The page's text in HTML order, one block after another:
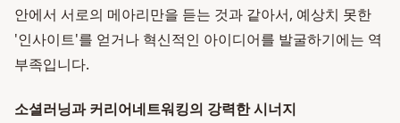
안에서 서로의 메아리만을 듣는 것과 같아서, 예상치 못한
'인사이트'를 얻거나 혁신적인 아이디어를 발굴하기에는 역
부족입니다.
소셜러닝과 커리어네트워킹의 강력한 시너지